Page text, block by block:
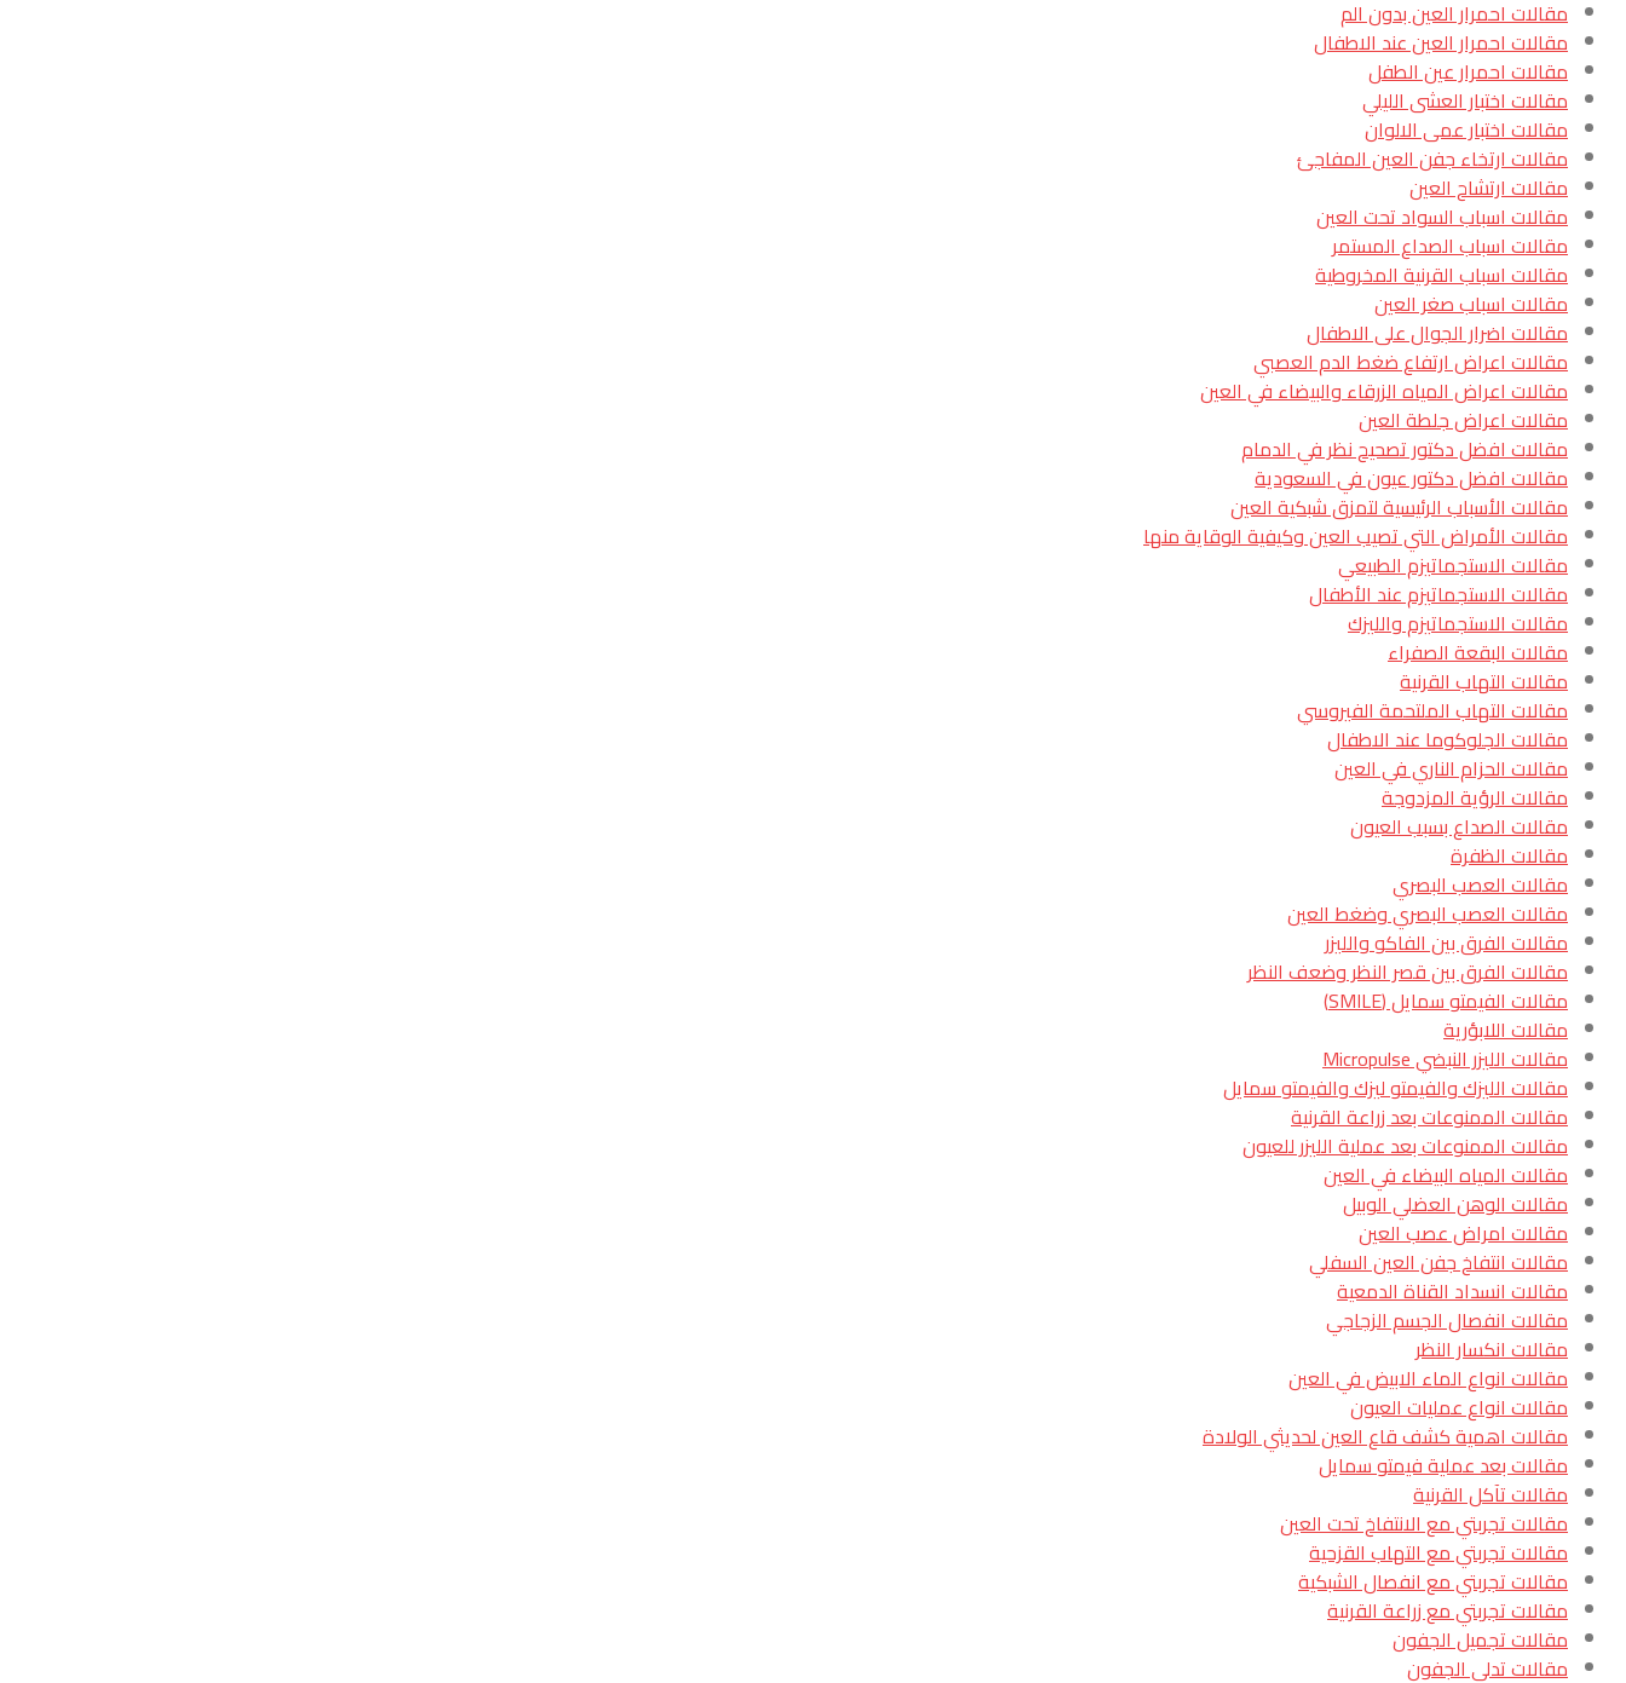
مقالات احمرار العين بدون الم
مقالات احمرار العين عند الاطفال
مقالات احمرار عين الطفل
مقالات اختبار العشى الليلي
مقالات اختبار عمى الالوان
مقالات ارتخاء جفن العين المفاجئ
مقالات ارتشاح العين
مقالات اسباب السواد تحت العين
مقالات اسباب الصداع المستمر
مقالات اسباب القرنية المخروطية
مقالات اسباب صغر العين
مقالات اضرار الجوال على الاطفال
مقالات اعراض ارتفاع ضغط الدم العصبي
مقالات اعراض المياه الزرقاء والبيضاء في العين
مقالات اعراض جلطة العين
مقالات افضل دكتور تصحيح نظر في الدمام
مقالات افضل دكتور عيون في السعودية
مقالات الأسباب الرئيسية لتمزق شبكية العين
مقالات الأمراض التي تصيب العين وكيفية الوقاية منها
مقالات الاستجماتيزم الطبيعي
مقالات الاستجماتيزم عند الأطفال
مقالات الاستجماتيزم والليزك
مقالات البقعة الصفراء
مقالات التهاب القرنية
مقالات التهاب الملتحمة الفيروسي
مقالات الجلوكوما عند الاطفال
مقالات الحزام الناري في العين
مقالات الرؤية المزدوجة
مقالات الصداع بسبب العيون
مقالات الظفرة
مقالات العصب البصري
مقالات العصب البصري وضغط العين
مقالات الفرق بين الفاكو والليزر
مقالات الفرق بين قصر النظر وضعف النظر
مقالات الفيمتو سمايل (SMILE)
مقالات اللابؤرية
مقالات الليزر النبضي Micropulse
مقالات الليزك والفيمتو ليزك والفيمتو سمايل
مقالات الممنوعات بعد زراعة القرنية
مقالات الممنوعات بعد عملية الليزر للعيون
مقالات المياه البيضاء في العين
مقالات الوهن العضلي الوبيل
مقالات امراض عصب العين
مقالات انتفاخ جفن العين السفلي
مقالات انسداد القناة الدمعية
مقالات انفصال الجسم الزجاجي
مقالات انكسار النظر
مقالات انواع الماء الابيض في العين
مقالات انواع عمليات العيون
مقالات اهمية كشف قاع العين لحديثي الولادة
مقالات بعد عملية فيمتو سمايل
مقالات تآكل القرنية
مقالات تجربتي مع الانتفاخ تحت العين
مقالات تجربتي مع التهاب القزحية
مقالات تجربتي مع انفصال الشبكية
مقالات تجربتي مع زراعة القرنية
مقالات تجميل الجفون
مقالات تدلي الجفون